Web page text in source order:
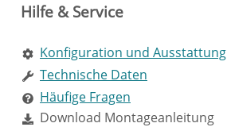
Hilfe & Service
Konfiguration und Ausstattung
Technische Daten
Häufige Fragen
Download Montageanleitung